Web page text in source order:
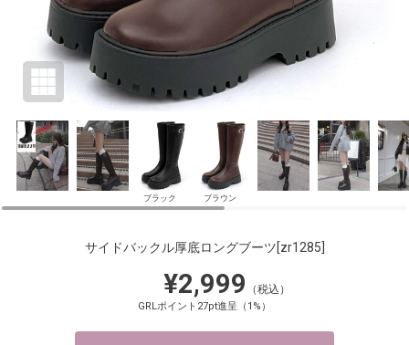
ブラック ブラウン
サイドバックル厚底ロングブーツ[zr1285]
¥2,999 （税込）
GRLポイント27pt進呈（1%）